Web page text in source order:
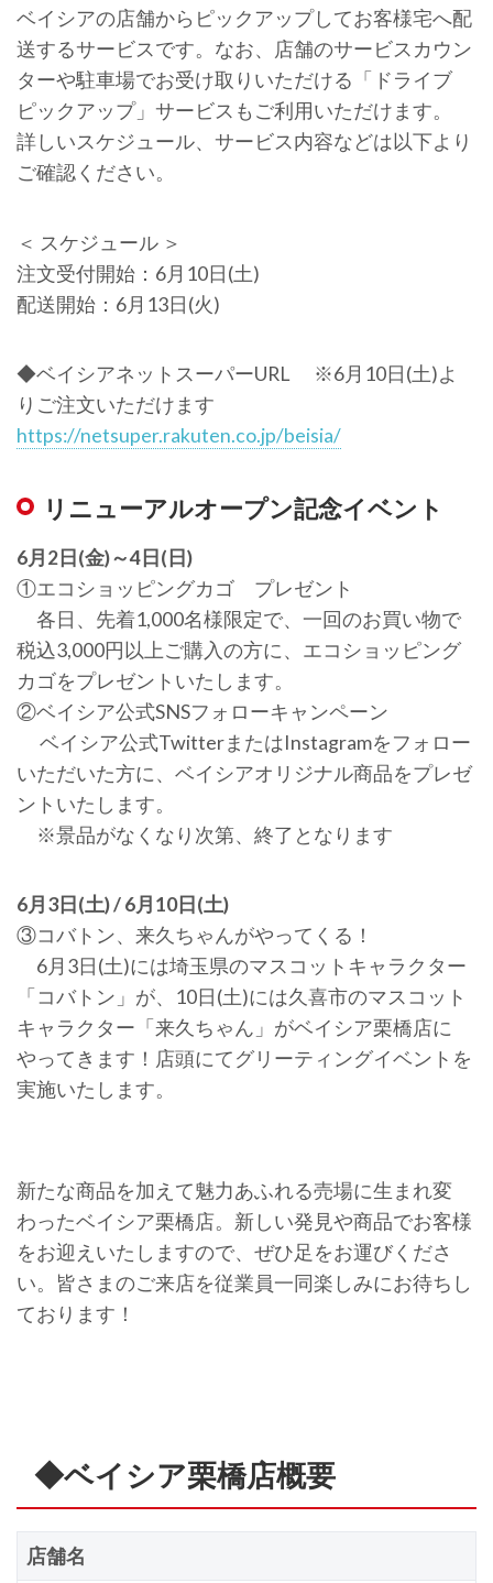
ベイシアの店舗からピックアップしてお客様宅へ配
送するサービスです。なお、店舗のサービスカウン
ターや駐車場でお受け取りいただける「ドライブ
ピックアップ」サービスもご利用いただけます。
詳しいスケジュール、サービス内容などは以下より
ご確認ください。
＜ スケジュール ＞
注文受付開始：6月10日(土)
配送開始：6月13日(火)
◆ベイシアネットスーパーURL ※6月10日(土)よ
りご注文いただけます
https://netsuper.rakuten.co.jp/beisia/
リニューアルオープン記念イベント
6月2日(金)～4日(日)
①エコショッピングカゴ プレゼント
各日、先着1,000名様限定で、一回のお買い物で
税込3,000円以上ご購入の方に、エコショッピング
カゴをプレゼントいたします。
②ベイシア公式SNSフォローキャンペーン
ベイシア公式TwitterまたはInstagramをフォロー
いただいた方に、ベイシアオリジナル商品をプレゼ
ントいたします。
※景品がなくなり次第、終了となります
6月3日(土) / 6月10日(土)
③コバトン、来久ちゃんがやってくる！
6月3日(土)には埼玉県のマスコットキャラクター
「コバトン」が、10日(土)には久喜市のマスコット
キャラクター「来久ちゃん」がベイシア栗橋店に
やってきます！店頭にてグリーティングイベントを
実施いたします。
新たな商品を加えて魅力あふれる売場に生まれ変
わったベイシア栗橋店。新しい発見や商品でお客様
をお迎えいたしますので、ぜひ足をお運びくださ
い。皆さまのご来店を従業員一同楽しみにお待ちし
ております！
◆ベイシア栗橋店概要
店舗名